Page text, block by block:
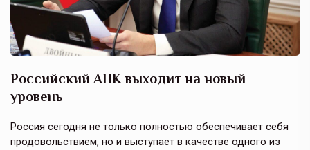
Российский АПК выходит на новый
уровень
Россия сегодня не только полностью обеспечивает себя
продовольствием, но и выступает в качестве одного из